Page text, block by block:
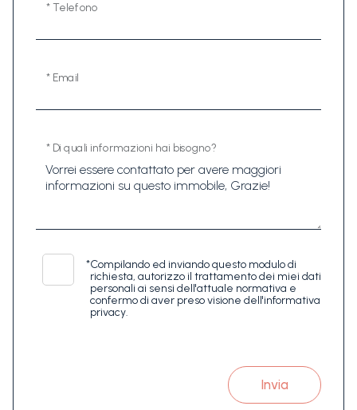
* Telefono
* Email
* Di quali informazioni hai bisogno?
*Compilando ed inviando questo modulo di
richiesta, autorizzo il trattamento dei miei dati
personali ai sensi dell'attuale normativa e
confermo di aver preso visione dell'informativa
privacy.
Invia